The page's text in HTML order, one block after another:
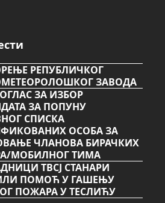
РЕПУБЛИЧКОГ
ЗАВОДА
ЗА ИЗБОР
ЗА ПОПУНУ
СПИСКА
ОСОБА ЗА
ЧЛАНОВА БИРАЧКИХ
МОБИЛНОГ ТИМА
ТВСЈ СТАНАРИ
ПОМОЋ У ГАШЕЊУ
ПОЖАРА У ТЕСЛИЋУ